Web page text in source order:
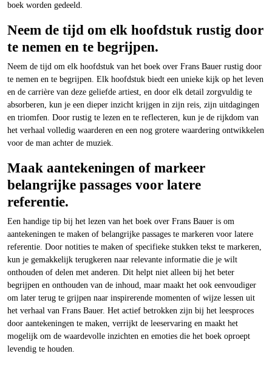
boek worden gedeeld.
Neem de tijd om elk hoofdstuk rustig door
te nemen en te begrijpen.
Neem de tijd om elk hoofdstuk van het boek over Frans Bauer rustig door
te nemen en te begrijpen. Elk hoofdstuk biedt een unieke kijk op het leven
en de carrière van deze geliefde artiest, en door elk detail zorgvuldig te
absorberen, kun je een dieper inzicht krijgen in zijn reis, zijn uitdagingen
en triomfen. Door rustig te lezen en te reflecteren, kun je de rijkdom van
het verhaal volledig waarderen en een nog grotere waardering ontwikkelen
voor de man achter de muziek.
Maak aantekeningen of markeer
belangrijke passages voor latere
referentie.
Een handige tip bij het lezen van het boek over Frans Bauer is om
aantekeningen te maken of belangrijke passages te markeren voor latere
referentie. Door notities te maken of specifieke stukken tekst te markeren,
kun je gemakkelijk terugkeren naar relevante informatie die je wilt
onthouden of delen met anderen. Dit helpt niet alleen bij het beter
begrijpen en onthouden van de inhoud, maar maakt het ook eenvoudiger
om later terug te grijpen naar inspirerende momenten of wijze lessen uit
het verhaal van Frans Bauer. Het actief betrokken zijn bij het leesproces
door aantekeningen te maken, verrijkt de leeservaring en maakt het
mogelijk om de waardevolle inzichten en emoties die het boek oproept
levendig te houden.